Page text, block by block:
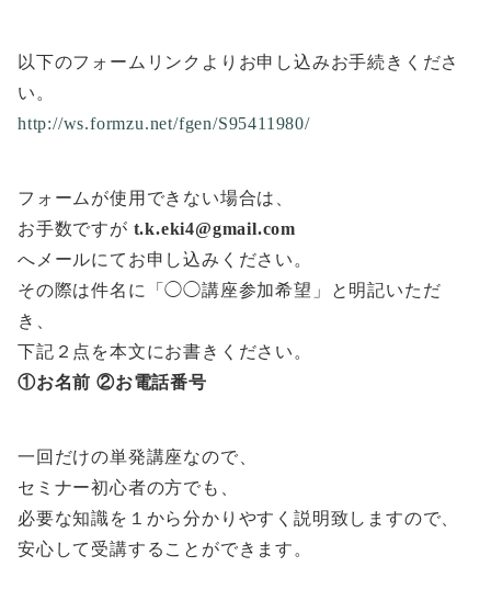
以下のフォームリンクよりお申し込みお手続きくださ
い。
http://ws.formzu.net/fgen/S95411980/
フォームが使用できない場合は、
お手数ですが t.k.eki4@gmail.com
へメールにてお申し込みください。
その際は件名に「◯◯講座参加希望」と明記いただ
き、
下記２点を本文にお書きください。
①お名前 ②お電話番号
一回だけの単発講座なので、
セミナー初心者の方でも、
必要な知識を１から分かりやすく説明致しますので、
安心して受講することができます。